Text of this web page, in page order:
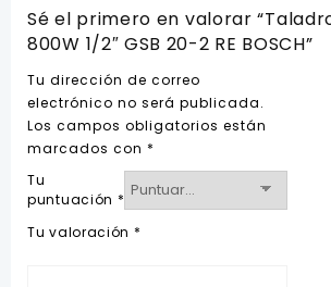
Sé el primero en valorar
800W 1/2″ GSB 20-2 RE BOSCH”
Tu dirección de correo
electrónico no será publicada.
Los campos obligatorios están
marcados con *
Tu
puntuación *
Tu valoración *